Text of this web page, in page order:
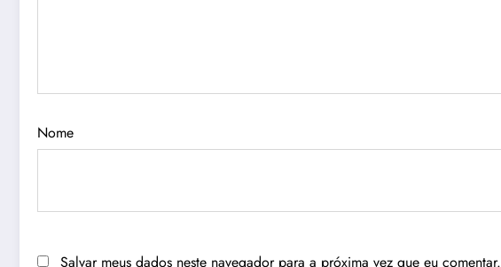
Nome
Salvar meus dados neste navegador para a próxima vez que eu comentar.